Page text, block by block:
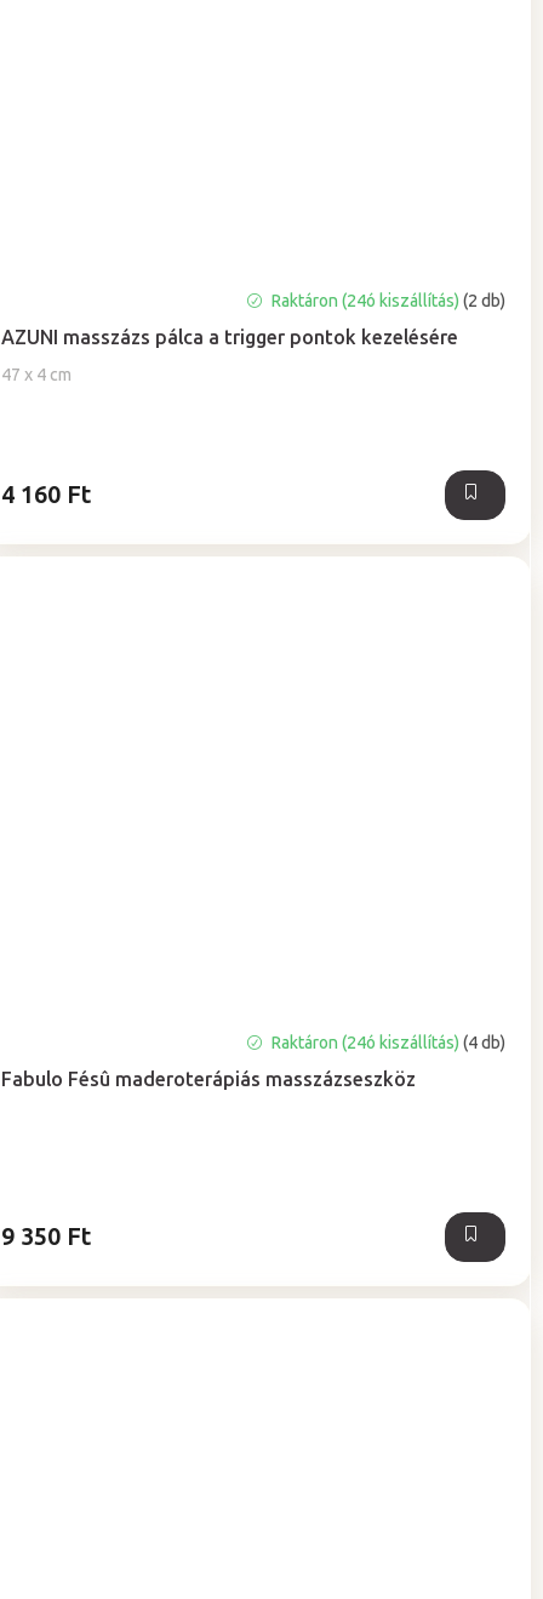
AZUNI masszázs pálca a trigger pontok kezelésére
47 x 4 cm
átlagos
értékelése
Raktáron (24ó kiszállítás)(2 db)
4 160 Ft
Fabulo Fésû maderoterápiás masszázseszköz
Raktáron (24ó kiszállítás) (4 db)
9 350 Ft